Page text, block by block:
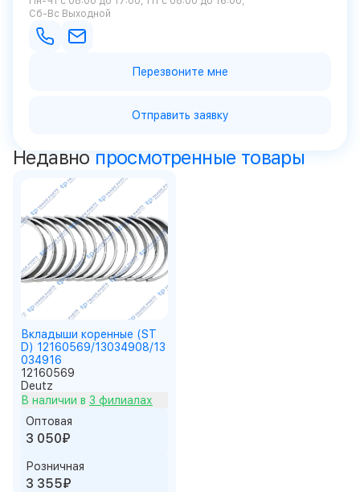
Сб-Вс Выходной
Перезвоните мне
Отправить заявку
Недавно просмотренные товары
Вкладыши коренные (ST
D) 12160569/13034908/13
034916
12160569
Deutz
В наличии в 3 филиалах
Оптовая
3 050₽
Розничная
3 355₽